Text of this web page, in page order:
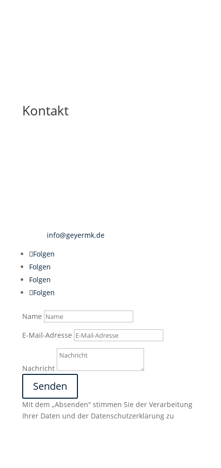
Kontakt
info@geyermk.de
Folgen
Folgen
Folgen
Folgen
Name
E-Mail-Adresse
Nachricht
Senden
Mit dem „Absenden“ stimmen Sie der Verarbeitung
Ihrer Daten und der Datenschutzerklärung zu